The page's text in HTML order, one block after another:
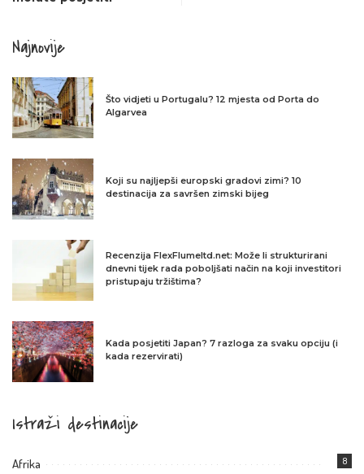
Najnovije
Što vidjeti u Portugalu? 12 mjesta od Porta do
Algarvea
Koji su najljepši europski gradovi zimi? 10
destinacija za savršen zimski bijeg
Recenzija FlexFlumeltd.net: Može li strukturirani
dnevni tijek rada poboljšati način na koji investitori
pristupaju tržištima?
Kada posjetiti Japan? 7 razloga za svaku opciju (i
kada rezervirati)
Istraži destinacije
Afrika 8